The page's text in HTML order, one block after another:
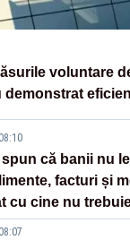
voluntare
demonstrat
spun că banii nu
facturi și
cu cine nu